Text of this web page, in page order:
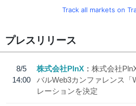
Track all markets on
プレスリリース
8/5
14:00
株式会社PlnX
株式会社
バルWeb3カンファレンス「
レーションを決定